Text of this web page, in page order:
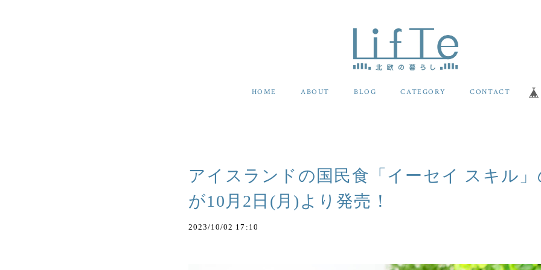
HOME ABOUT BLOG CATEGORY CONTACT
アイスランドの国民食「イーセイ スキル
が10月2日(月)より発売！
2023/10/02 17:10